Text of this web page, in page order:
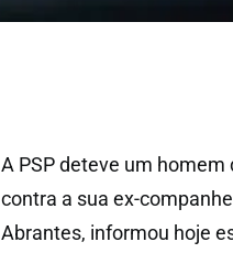
A PSP deteve um
contra a sua ex-
Abrantes, informou hoje